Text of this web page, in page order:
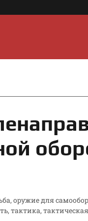
, оружие для
, тактика,